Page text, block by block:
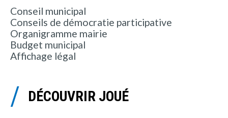
Conseil municipal
Conseils de démocratie participative
Organigramme mairie
Budget municipal
Affichage légal
DÉCOUVRIR JOUÉ